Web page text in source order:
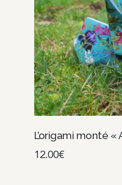
L’origami monté
12.00€